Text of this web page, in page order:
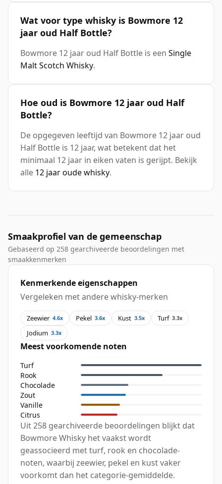
Wat voor type whisky is Bowmore 12
jaar oud Half Bottle?
Bowmore 12 jaar oud Half Bottle is een Single
Malt Scotch Whisky.
Hoe oud is Bowmore 12 jaar oud Half
Bottle?
De opgegeven leeftijd van Bowmore 12 jaar oud
Half Bottle is 12 jaar, wat betekent dat het
minimaal 12 jaar in eiken vaten is gerijpt. Bekijk
alle 12 jaar oude whisky.
Smaakprofiel van de gemeenschap
Gebaseerd op 258 gearchiveerde beoordelingen met
smaakkenmerken
Kenmerkende eigenschappen
Vergeleken met andere whisky-merken
Zeewier 4.6x Pekel 3.6x Kust 3.5x Turf 3.3x
Jodium 3.3x
Meest voorkomende noten
Turf
Rook
Chocolade
Zout
Vanille
Citrus
Uit 258 gearchiveerde beoordelingen blijkt dat
Bowmore Whisky het vaakst wordt
geassocieerd met turf, rook en chocolade-
noten, waarbij zeewier, pekel en kust vaker
voorkomt dan het categorie-gemiddelde.